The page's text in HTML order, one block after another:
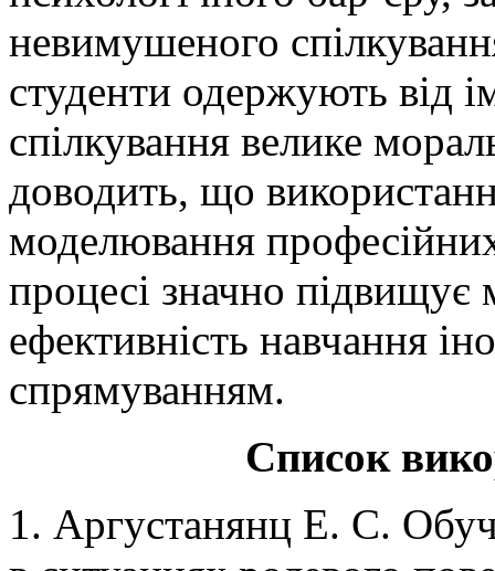
невимушеного
студенти одержують від
спілкування велике
доводить, що
моделювання
процесі значно
ефективність навчання
спрямуванням.
Список
1. Аргустанянц Е. С.